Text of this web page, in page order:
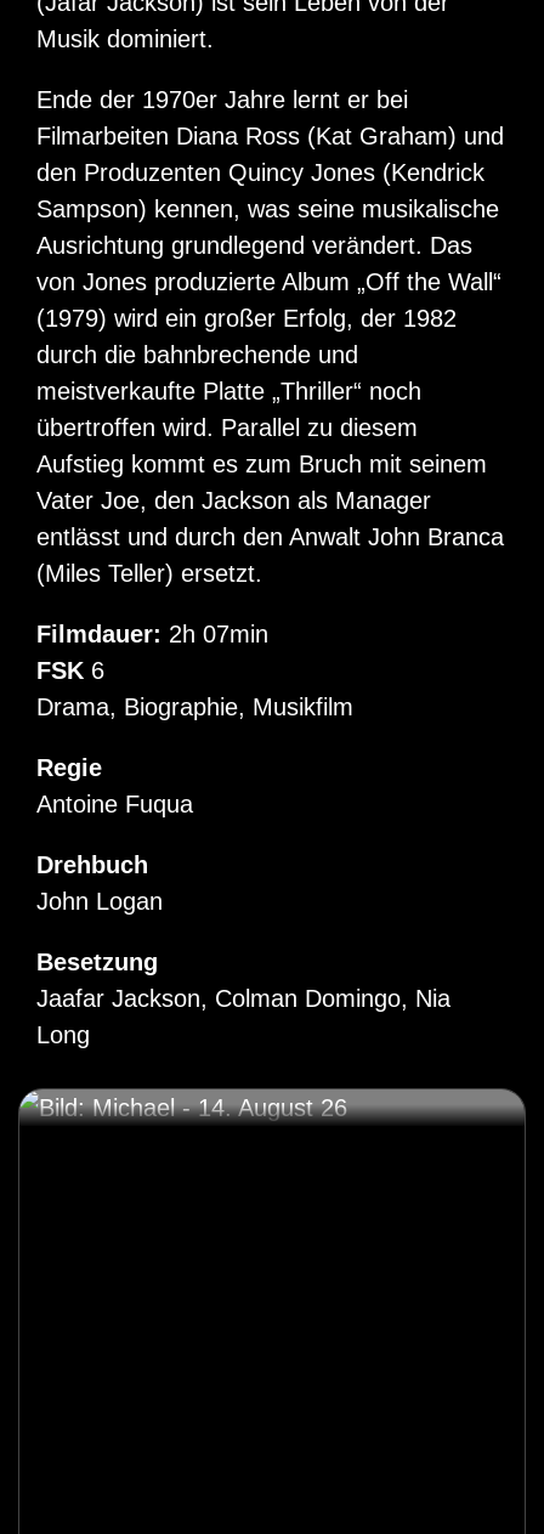
Musik dominiert.
Ende der 1970er Jahre lernt er bei
Filmarbeiten Diana Ross (Kat Graham) und
den Produzenten Quincy Jones (Kendrick
Sampson) kennen, was seine musikalische
Ausrichtung grundlegend verändert. Das
von Jones produzierte Album „Off the Wall“
(1979) wird ein großer Erfolg, der 1982
durch die bahnbrechende und
meistverkaufte Platte „Thriller“ noch
übertroffen wird. Parallel zu diesem
Aufstieg kommt es zum Bruch mit seinem
Vater Joe, den Jackson als Manager
entlässt und durch den Anwalt John Branca
(Miles Teller) ersetzt.
Filmdauer: 2h 07min
FSK 6
Drama, Biographie, Musikfilm
Regie
Antoine Fuqua
Drehbuch
John Logan
Besetzung
Jaafar Jackson, Colman Domingo, Nia
Long